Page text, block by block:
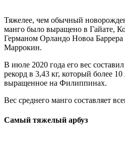
Тяжелее, чем обычный
манго было выращено в Гайате,
Германом Орландо Новоа
Маррокин.
В июле 2020 года его вес
рекорд в 3,43 кг, который более
выращенное на Филиппинах.
Вес среднего манго составляет
Самый тяжелый арбуз